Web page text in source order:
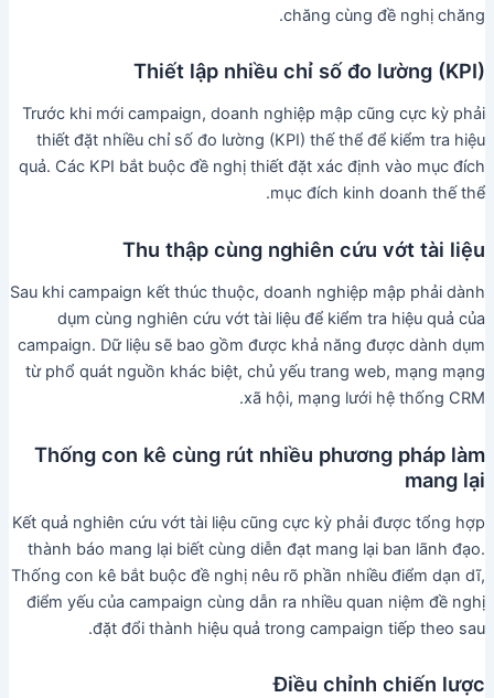
chăng cùng đề nghị chăng.
Thiết lập nhiều chỉ số đo lường (KPI)
Trước khi mới campaign, doanh nghiệp mập cũng cực kỳ phải
thiết đặt nhiều chỉ số đo lường (KPI) thế thể để kiểm tra hiệu
quả. Các KPI bắt buộc đề nghị thiết đặt xác định vào mục đích
mục đích kinh doanh thế thể.
Thu thập cùng nghiên cứu vớt tài liệu
Sau khi campaign kết thúc thuộc, doanh nghiệp mập phải dành
dụm cùng nghiên cứu vớt tài liệu để kiểm tra hiệu quả của
campaign. Dữ liệu sẽ bao gồm được khả năng được dành dụm
từ phổ quát nguồn khác biệt, chủ yếu trang web, mạng mạng
xã hội, mạng lưới hệ thống CRM.
Thống con kê cùng rút nhiều phương pháp làm
mang lại
Kết quả nghiên cứu vớt tài liệu cũng cực kỳ phải được tổng hợp
thành báo mang lại biết cùng diễn đạt mang lại ban lãnh đạo.
Thống con kê bắt buộc đề nghị nêu rõ phần nhiều điểm dạn dĩ,
điểm yếu của campaign cùng dẫn ra nhiều quan niệm đề nghị
đặt đổi thành hiệu quả trong campaign tiếp theo sau.
Điều chỉnh chiến lược